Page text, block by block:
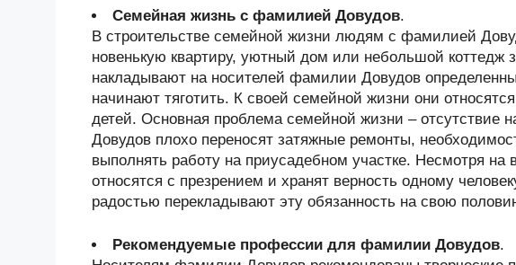
Семейная жизнь с фамилией Довудов.
В строительстве семейной жизни людям с фамилией
новенькую квартиру, уютный дом или небольшой коттедж
накладывают на носителей фамилии Довудов
начинают тяготить. К своей семейной жизни они
детей. Основная проблема семейной жизни –
Довудов плохо переносят затяжные ремонты,
выполнять работу на приусадебном участке. Несмотря
относятся с презрением и хранят верность одному
радостью перекладывают эту обязанность на свою
Рекомендуемые профессии для фамилии Довудов.